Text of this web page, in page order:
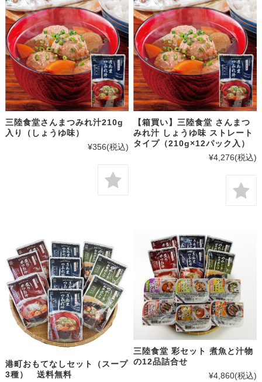
三陸食堂さんまつみれ汁210g
入り（しょうゆ味）
¥356(税込)
【箱買い】三陸食堂 さんまつ
みれ汁 しょうゆ味 ストレート
タイプ（210g×12パック入）
¥4,276(税込)
港町おもてなしセット（スープ
3種） 送料無料
三陸食堂 彩セット 煮魚と汁物
の12品詰合せ
¥4,860(税込)